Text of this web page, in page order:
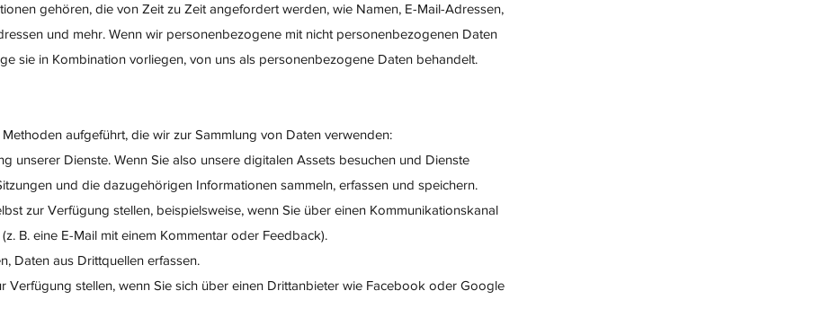
gehören, die von Zeit zu Zeit angefordert werden, wie Namen, E-Mail-Adressen,
und mehr. Wenn wir personenbezogene mit nicht personenbezogenen Daten
sie in Kombination vorliegen, von uns als personenbezogene Daten behandelt.
aufgeführt, die wir zur Sammlung von Daten verwenden:
unserer Dienste. Wenn Sie also unsere digitalen Assets besuchen und Dienste
und die dazugehörigen Informationen sammeln, erfassen und speichern.
zur Verfügung stellen, beispielsweise, wenn Sie über einen Kommunikationskanal
B. eine E-Mail mit einem Kommentar oder Feedback).
Daten aus Drittquellen erfassen.
Verfügung stellen, wenn Sie sich über einen Drittanbieter wie Facebook oder Google